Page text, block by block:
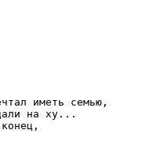
иметь семью,
на ху...